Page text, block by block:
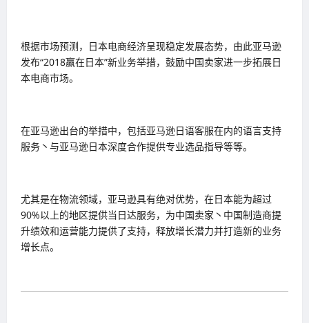
根据市场预测，日本电商经济呈现稳定发展态势，由此亚马逊
发布“2018赢在日本”新业务举措，鼓励中国卖家进一步拓展日
本电商市场。
在亚马逊出台的举措中，包括亚马逊日语客服在内的语言支持
服务丶与亚马逊日本深度合作提供专业选品指导等等。
尤其是在物流领域，亚马逊具有绝对优势，在日本能为超过
90%以上的地区提供当日达服务，为中国卖家丶中国制造商提
升绩效和运营能力提供了支持，释放增长潜力并打造新的业务
增长点。